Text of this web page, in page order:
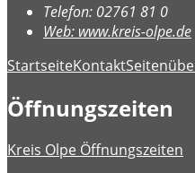
Telefon: 02761 81 0
Web: www.kreis-olpe.de
StartseiteKontakt
Öffnungszeiten
Kreis Olpe Öffnungszeiten